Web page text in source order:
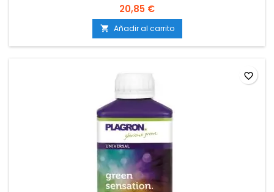
E).Refuerza la formación de raíces secundarias y pelos
radiculares.Mejora la absorción de nutrientes y la resistencia
al estrés.Compatible con cultivos en tierra y coco (no apto
para hidroponía pura).Especialmente útil en...
20,85 €
 Añadir al carrito
favorite_border